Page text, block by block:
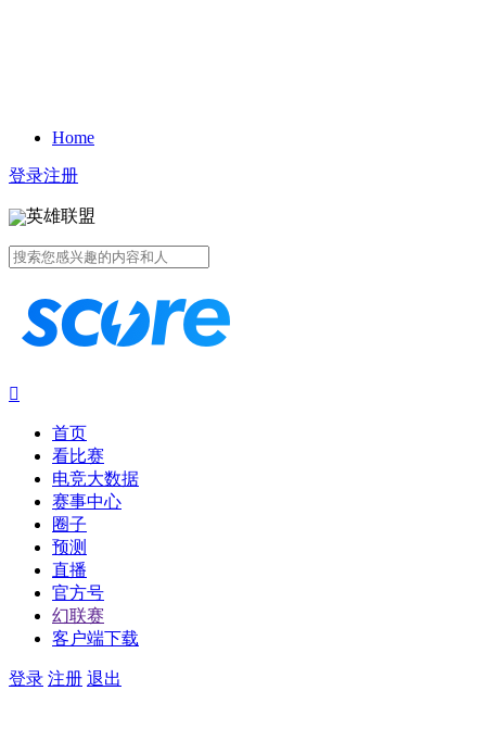
Home
登录注册
英雄联盟

首页
看比赛
电竞大数据
赛事中心
圈子
预测
直播
官方号
幻联赛
客户端下载
登录 注册 退出